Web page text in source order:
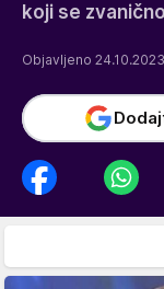
koji se
Objavljeno